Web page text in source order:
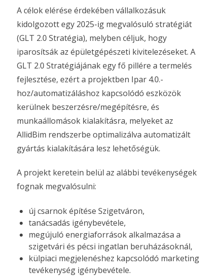
A célok elérése érdekében vállalkozásuk
kidolgozott egy 2025-ig megvalósuló stratégiát
(GLT 2.0 Stratégia), melyben céljuk, hogy
iparosítsák az épületgépészeti kivitelezéseket. A
GLT 2.0 Stratégiájának egy fő pillére a termelés
fejlesztése, ezért a projektben Ipar 4.0.-
hoz/automatizáláshoz kapcsolódó eszközök
kerülnek beszerzésre/megépítésre, és
munkaállomások kialakításra, melyeket az
AllidBim rendszerbe optimalizálva automatizált
gyártás kialakítására lesz lehetőségük.
A projekt keretein belül az alábbi tevékenységek
fognak megvalósulni:
új csarnok építése Szigetváron,
tanácsadás igénybevétele,
megújuló energiaforrások alkalmazása a
szigetvári és pécsi ingatlan beruházásoknál,
külpiaci megjelenéshez kapcsolódó marketing
tevékenység igénybevétele.